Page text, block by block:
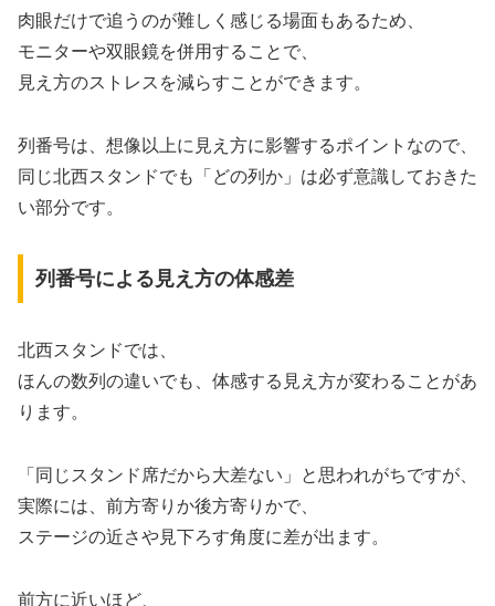
肉眼だけで追うのが難しく感じる場面もあるため、
モニターや双眼鏡を併用することで、
見え方のストレスを減らすことができます。
列番号は、想像以上に見え方に影響するポイントなので、
同じ北西スタンドでも「どの列か」は必ず意識しておきた
い部分です。
列番号による見え方の体感差
北西スタンドでは、
ほんの数列の違いでも、体感する見え方が変わることがあ
ります。
「同じスタンド席だから大差ない」と思われがちですが、
実際には、前方寄りか後方寄りかで、
ステージの近さや見下ろす角度に差が出ます。
前方に近いほど、